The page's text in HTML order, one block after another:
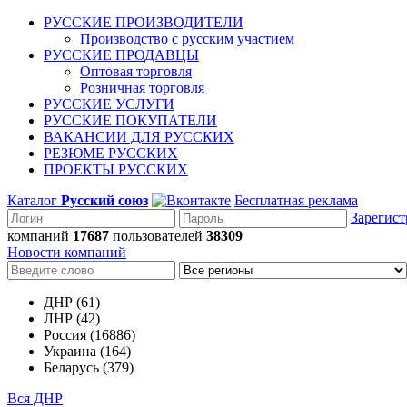
РУССКИЕ ПРОИЗВОДИТЕЛИ
Производство с русским участием
РУССКИЕ ПРОДАВЦЫ
Оптовая торговля
Розничная торговля
РУССКИЕ УСЛУГИ
РУССКИЕ ПОКУПАТЕЛИ
ВАКАНСИИ ДЛЯ РУССКИХ
РЕЗЮМЕ РУССКИХ
ПРОЕКТЫ РУССКИХ
Каталог Русский союз
Бесплатная реклама
компаний 17687 пользователей 38309
Новости компаний
ДНР (61)
ЛНР (42)
Россия (16886)
Украина (164)
Беларусь (379)
Вся ДНР